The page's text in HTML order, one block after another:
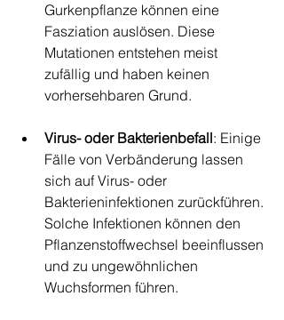
Gurkenpflanze können eine
Fasziation auslösen. Diese
Mutationen entstehen meist
zufällig und haben keinen
vorhersehbaren Grund.
Virus- oder Bakterienbefall: Einige
Fälle von Verbänderung lassen
sich auf Virus- oder
Bakterieninfektionen zurückführen.
Solche Infektionen können den
Pflanzenstoffwechsel beeinflussen
und zu ungewöhnlichen
Wuchsformen führen.